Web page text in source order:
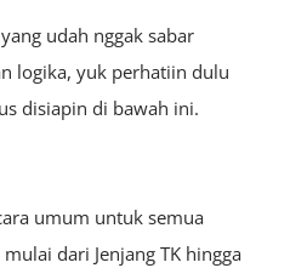
udah nggak sabar
logika, yuk perhatiin dulu
disiapin di bawah ini.
umum untuk semua
dari Jenjang TK hingga